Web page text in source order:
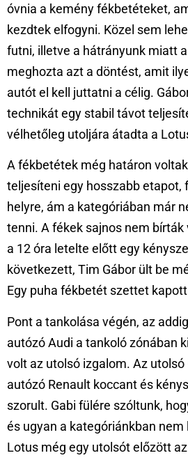
óvnia a kemény fékbetéteket,
kezdtek elfogyni. Közel sem
futni, illetve a hátrányunk miatt
meghozta azt a döntést, amit
autót el kell juttatni a célig.
technikát egy stabil távot
vélhetőleg utoljára átadta a
A fékbetétek még határon
teljesíteni egy hosszabb etapot,
helyre, ám a kategóriában már
tenni. A fékek sajnos nem bírták
a 12 óra letelte előtt egy
következett, Tim Gábor ült be
Egy puha fékbetét szettet
Pont a tankolása végén, az
autózó Audi a tankoló zónában
volt az utolsó izgalom. Az
autózó Renault koccant és
szorult. Gabi fülére szóltunk,
és ugyan a kategóriánkban nem
Lotus még egy utolsót előzött